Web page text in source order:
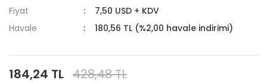
Fiyat
7,50 USD + KDV
Havale
180,56 TL (%2,00 havale indirimi)
184,24 TL 428,48 TL